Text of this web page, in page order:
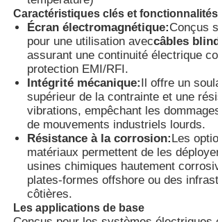
Contact
Demande de soumission
Éclairage anti-déflagrant
Lumière anti-déflagrante d'alarme
ventilateur antidéflagrant
Caractéristiques clés et fonctionnalités
Écran électromagnétique:Conçus
pour une utilisation aveccâbles
assurant une continuité électrique
protection EMI/RFI.
Intégrité mécanique:Il offre un
supérieur de la contrainte et une
vibrations, empêchant les
de mouvements industriels lourds.
Résistance à la corrosion:Les
matériaux permettent de les
usines chimiques hautement
plates-formes offshore ou des
côtières.
Les applications de base